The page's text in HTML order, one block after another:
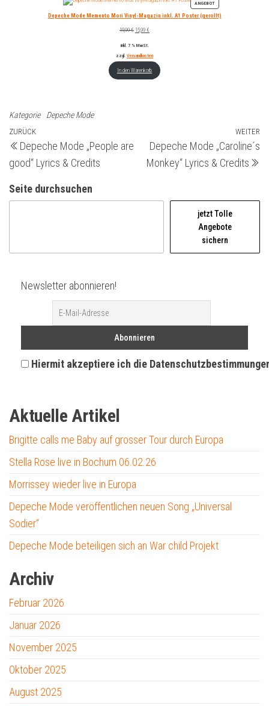
ANGEBOTPRODUKT
IM
ANGEBOT
Depeche Mode Memento Mori Vinyl-Magazin inkl. A1 Poster (gerollt)
19,99€ Ursprünglicher
war:
19,99 €
15,99 €
15,99 €.
inkl. 7 % MwSt.
zzgl. Versandkosten
In den Warenkorb
Kategorie Depeche Mode
Beitragsnavigation
Vorheriger
Beitrag
ZURÜCK
Depeche Mode „People are
good“ Lyrics & Credits
WEITER
Depeche Mode „Caroline´s
Monkey“ Lyrics & Credits
Seite durchsuchen
jetzt Tolle
Angebote
sichern
Newsletter abonnieren!
Hiermit akzeptiere ich die
Aktuelle Artikel
Brigitte calls me Baby auf grosser Tour durch Europa
Stella Rose live in Bochum 06.02.26
Morrissey wieder live in Europa
Depeche Mode veröffentlichen neuen Song „Universal
Sodier“
Depeche Mode beteiligen sich an War child Projekt
Archiv
Februar 2026
Januar 2026
November 2025
Oktober 2025
August 2025